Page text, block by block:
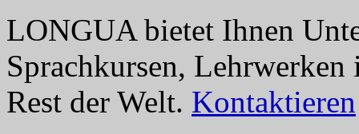
LONGUA bietet Ihnen
Sprachkursen,
Rest der Welt. Kontaktieren